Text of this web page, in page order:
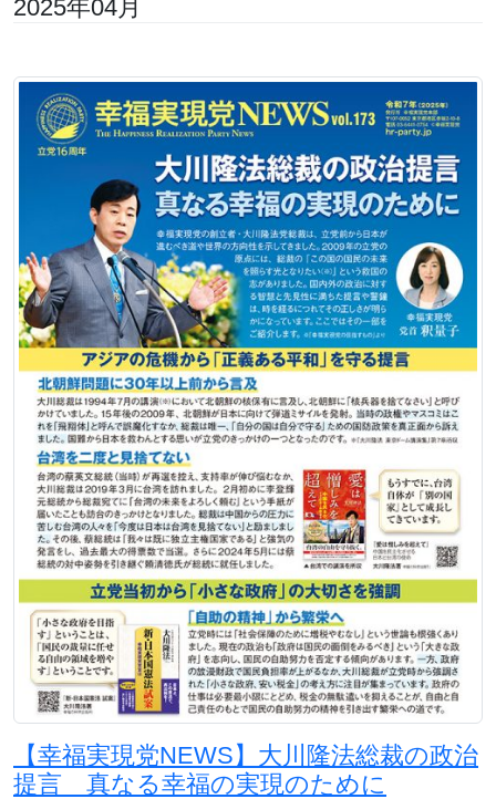
2025年04月
【幸福実現党NEWS】大川隆法総裁の政治
提言 真なる幸福の実現のために